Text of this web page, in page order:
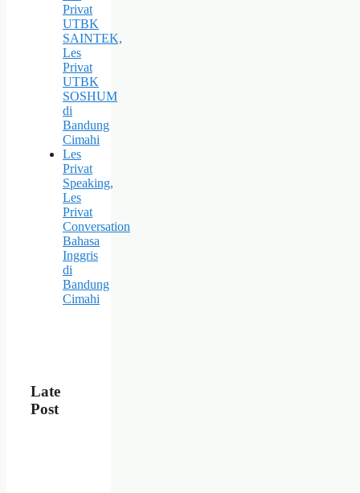
Privat
UTBK
SAINTEK,
Les
Privat
UTBK
SOSHUM
di
Bandung
Cimahi
Les
Privat
Speaking,
Les
Privat
Conversation
Bahasa
Inggris
di
Bandung
Cimahi
Late
Post